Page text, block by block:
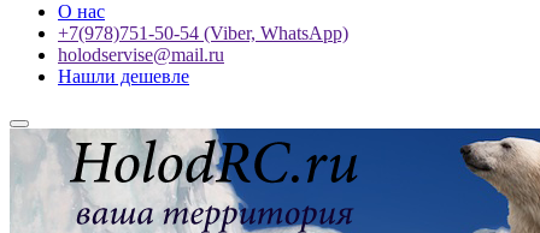
О нас
+7(978)751-50-54 (Viber, WhatsApp)
holodservise@mail.ru
Нашли дешевле